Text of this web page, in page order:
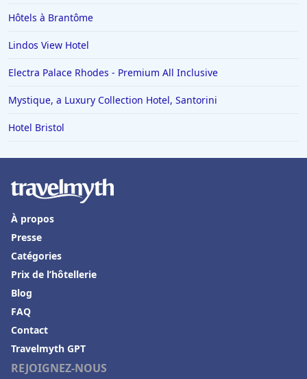
Hôtels à Brantôme
Lindos View Hotel
Electra Palace Rhodes - Premium All Inclusive
Mystique, a Luxury Collection Hotel, Santorini
Hotel Bristol
REJOIGNEZ-NOUS
À propos
Presse
Catégories
Prix de l’hôtellerie
Blog
FAQ
Contact
Travelmyth GPT